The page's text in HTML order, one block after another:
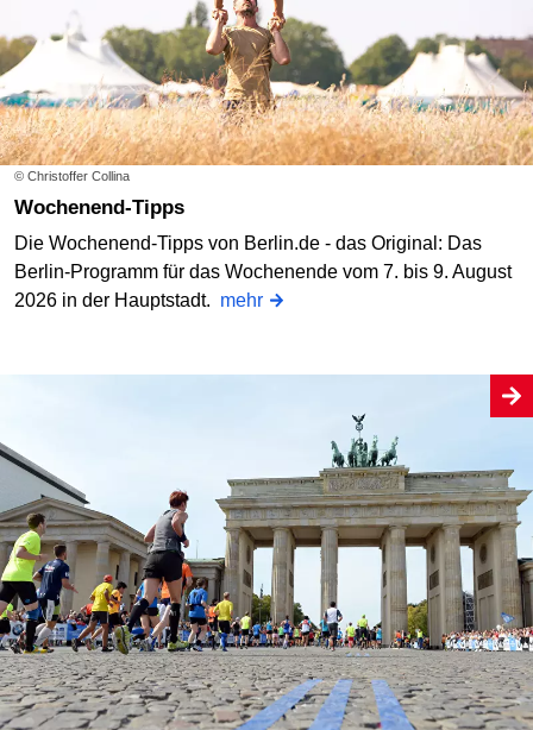
© Christoffer Collina
Wochenend-Tipps
Die Wochenend-Tipps von Berlin.de - das Original: Das
Berlin-Programm für das Wochenende vom 7. bis 9. August
2026 in der Hauptstadt. mehr